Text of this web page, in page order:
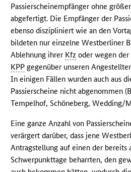
Passierscheinempfänger ohne
abgefertigt. Die Empfänger der
ebenso diszipliniert wie an den
bildeten nur einzelne Westberliner
Ablehnung ihrer Kfz oder wegen
KPP gegenüber unseren
In einigen Fällen wurden auch aus
Passierscheine nicht abgenommen
Tempelhof, Schöneberg, Wedding/
Eine ganze Anzahl von
verärgert darüber, dass jene
Antragstellung auf einen der bereits
Schwerpunkttage beharrten, den